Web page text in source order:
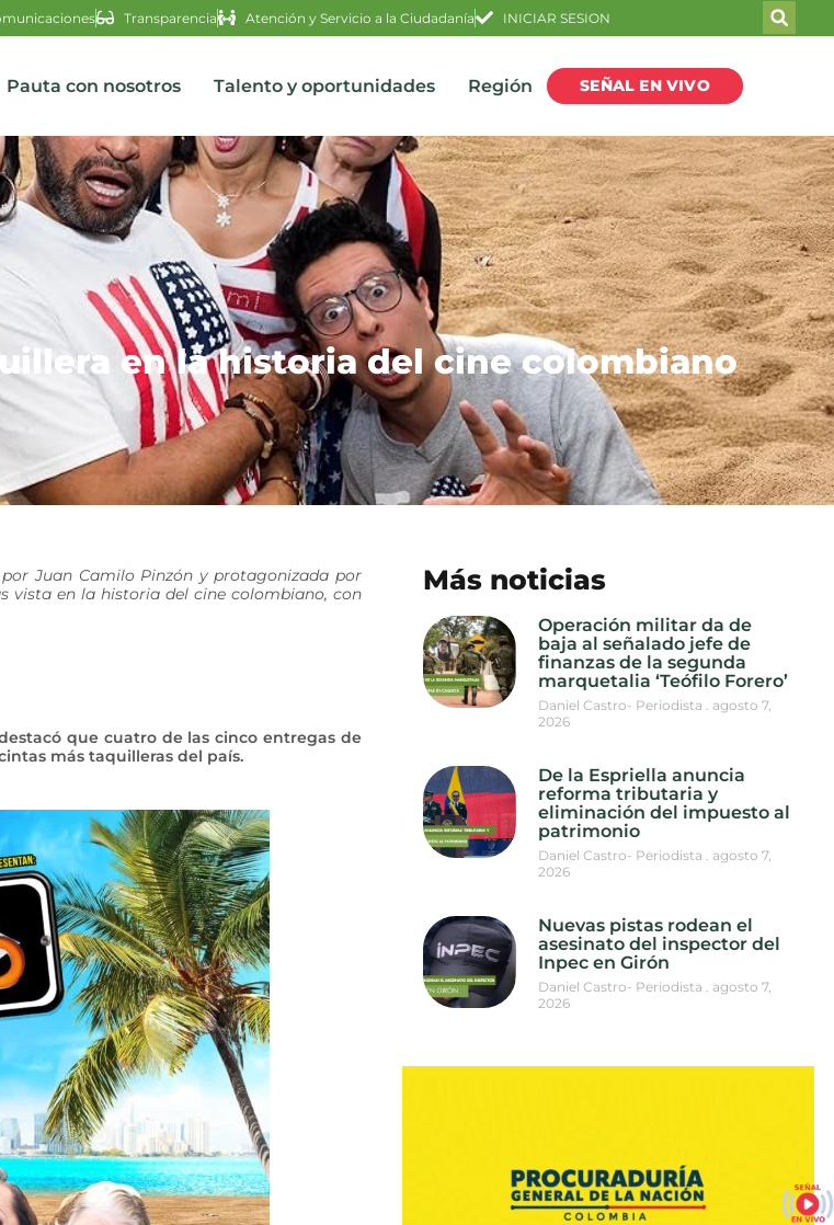
Transparencia Atención y Servicio a la Ciudadanía INICIAR SESION
Pauta con nosotros Talento y oportunidades Región SEÑAL EN VIVO
en la historia del cine colombiano
Juan Camilo Pinzón y protagonizada por
vista en la historia del cine colombiano, con
que cuatro de las cinco entregas de
más taquilleras del país.
Más noticias
Operación militar da de
baja al señalado jefe de
finanzas de la segunda
marquetalia ‘Teófilo Forero’
Daniel Castro- Periodista
agosto 7,
2026
De la Espriella anuncia
reforma tributaria y
eliminación del impuesto al
patrimonio
Daniel Castro- Periodista
agosto 7,
2026
Nuevas pistas rodean el
asesinato del inspector del
Inpec en Girón
Daniel Castro- Periodista
agosto 7,
2026